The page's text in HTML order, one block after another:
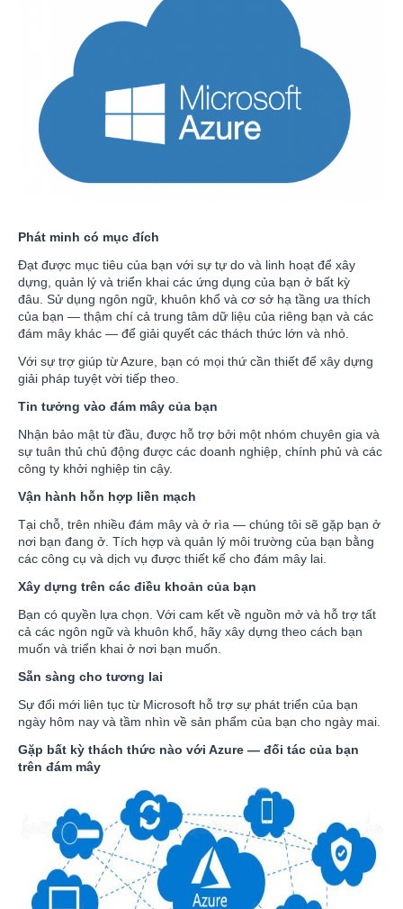
Phát minh có mục đích
Đạt được mục tiêu của bạn với sự tự do và linh hoạt để xây
dựng, quản lý và triển khai các ứng dụng của bạn ở bất kỳ
đâu. Sử dụng ngôn ngữ, khuôn khổ và cơ sở hạ tầng ưa thích
của bạn — thậm chí cả trung tâm dữ liệu của riêng bạn và các
đám mây khác — để giải quyết các thách thức lớn và nhỏ.
Với sự trợ giúp từ Azure, bạn có mọi thứ cần thiết để xây dựng
giải pháp tuyệt vời tiếp theo.
Tin tưởng vào đám mây của bạn
Nhận bảo mật từ đầu, được hỗ trợ bởi một nhóm chuyên gia và
sự tuân thủ chủ động được các doanh nghiệp, chính phủ và các
công ty khởi nghiệp tin cậy.
Vận hành hỗn hợp liền mạch
Tại chỗ, trên nhiều đám mây và ở rìa — chúng tôi sẽ gặp bạn ở
nơi bạn đang ở. Tích hợp và quản lý môi trường của bạn bằng
các công cụ và dịch vụ được thiết kế cho đám mây lai.
Xây dựng trên các điều khoản của bạn
Bạn có quyền lựa chọn. Với cam kết về nguồn mở và hỗ trợ tất
cả các ngôn ngữ và khuôn khổ, hãy xây dựng theo cách bạn
muốn và triển khai ở nơi bạn muốn.
Sẵn sàng cho tương lai
Sự đổi mới liên tục từ Microsoft hỗ trợ sự phát triển của bạn
ngày hôm nay và tầm nhìn về sản phẩm của bạn cho ngày mai.
Gặp bất kỳ thách thức nào với Azure — đối tác của bạn
trên đám mây